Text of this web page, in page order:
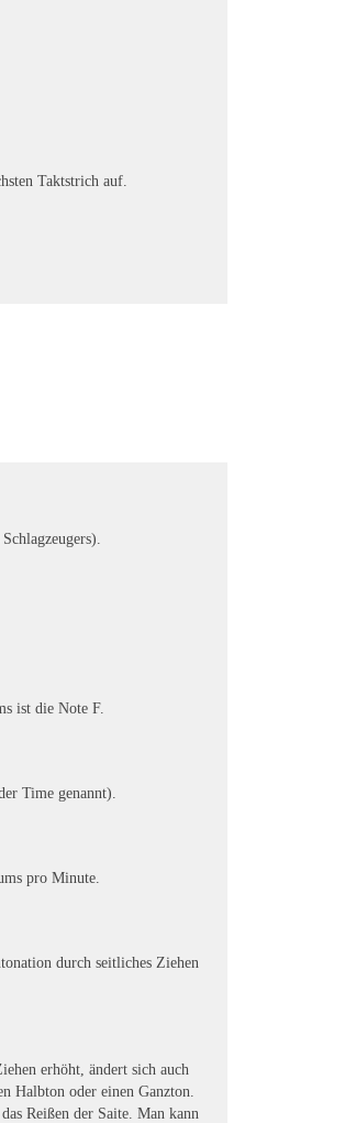
Taktstrich auf.
ist die Note F.
Time genannt).
pro Minute.
durch seitliches Ziehen
erhöht, ändert sich auch
Halbton oder einen Ganzton.
Reißen der Saite. Man kann